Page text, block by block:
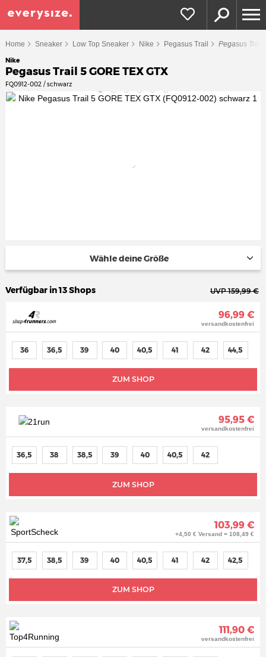
Home Sneaker Low Top Sneaker Nike Pegasus Trail Pegasus Trail
Nike
Pegasus Trail 5 GORE TEX GTX
FQ0912-002 / schwarz
Wähle deine Größe
Verfügbar in 13 Shops UVP 159,99 €
96,99 €
versandkostenfrei
ZUM SHOP
36 36,5 39 40 40,5 41 42 44,5
95,95 €
versandkostenfrei
ZUM SHOP
36,5 38 38,5 39 40 40,5 42
103,99 €
+4,50 € Versand = 108,49 €
ZUM SHOP
37,5 38,5 39 40 40,5 41 42 42,5
111,90 €
versandkostenfrei